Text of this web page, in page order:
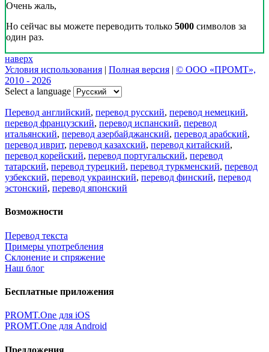
Очень жаль,
Но сейчас вы можете переводить только 5000 символов за
один раз.
наверх
Условия использования | Полная версия | © ООО «ПРОМТ»,
2010 - 2026
Select a language
Перевод английский, перевод русский, перевод немецкий,
перевод французский, перевод испанский, перевод
итальянский, перевод азербайджанский, перевод арабский,
перевод иврит, перевод казахский, перевод китайский,
перевод корейский, перевод португальский, перевод
татарский, перевод турецкий, перевод туркменский, перевод
узбекский, перевод украинский, перевод финский, перевод
эстонский, перевод японский
Возможности
Перевод текста
Примеры употребления
Склонение и спряжение
Наш блог
Бесплатные приложения
PROMT.One для iOS
PROMT.One для Android
Предложения